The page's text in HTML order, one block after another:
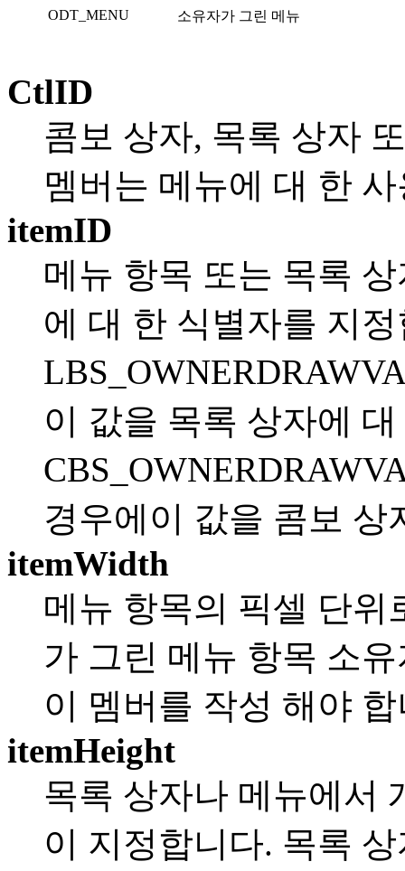
ODT_MENU
소유자가 그린 메뉴
CtlID
콤보 상자, 목록 상자
멤버는 메뉴에 대 한
itemID
메뉴 항목 또는 목록
에 대 한 식별자를 지
이 값을 목록 상자에
경우에이 값을 콤보 상
itemWidth
메뉴 항목의 픽셀 단위
가 그린 메뉴 항목 소
이 멤버를 작성 해야
itemHeight
목록 상자나 메뉴에서
이 지정합니다. 목록